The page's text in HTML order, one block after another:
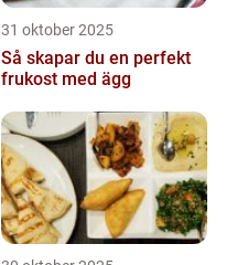
31 oktober 2025
Så skapar du en perfekt
frukost med ägg